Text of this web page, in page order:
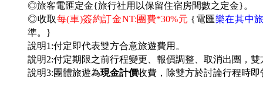
◎旅客電匯定金{旅行社用以保留住宿房間數之定金}。
◎收取每(車)簽約訂金NT:團費*30%元 {電匯樂在其中
準。 }
說明1:付定即代表雙方合意旅遊費用。
說明2:付定期限之前行程變更、報價調整、取消出團，
說明3:團體旅遊為現金計價收費，除雙方於討論行程時